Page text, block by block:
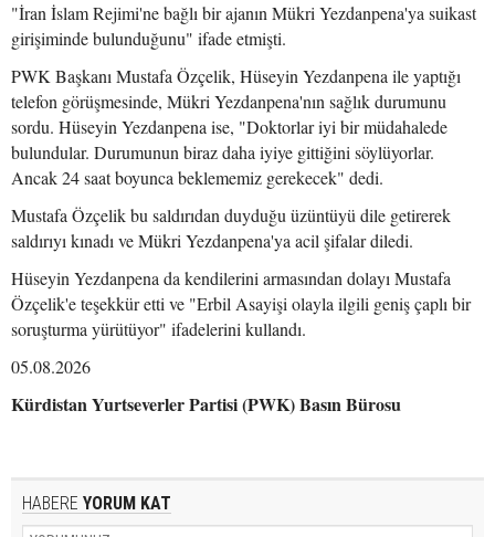
"İran İslam Rejimi'ne bağlı bir ajanın Mükri Yezdanpena'ya suikast
girişiminde bulunduğunu" ifade etmişti.
PWK Başkanı Mustafa Özçelik, Hüseyin Yezdanpena ile yaptığı
telefon görüşmesinde, Mükri Yezdanpena'nın sağlık durumunu
sordu. Hüseyin Yezdanpena ise, "Doktorlar iyi bir müdahalede
bulundular. Durumunun biraz daha iyiye gittiğini söylüyorlar.
Ancak 24 saat boyunca beklememiz gerekecek" dedi.
Mustafa Özçelik bu saldırıdan duyduğu üzüntüyü dile getirerek
saldırıyı kınadı ve Mükri Yezdanpena'ya acil şifalar diledi.
Hüseyin Yezdanpena da kendilerini armasından dolayı Mustafa
Özçelik'e teşekkür etti ve "Erbil Asayişi olayla ilgili geniş çaplı bir
soruşturma yürütüyor" ifadelerini kullandı.
05.08.2026
Kürdistan Yurtseverler Partisi (PWK) Basın Bürosu
HABERE YORUM KAT